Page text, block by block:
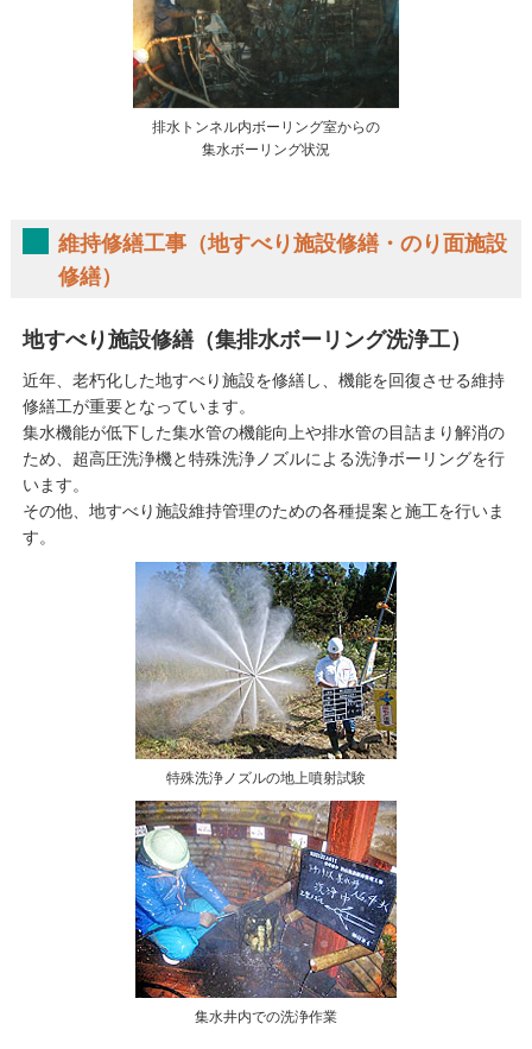
排水トンネル内ボーリング室からの
集水ボーリング状況
維持修繕工事（地すべり施設修繕・のり面施設
修繕）
地すべり施設修繕（集排水ボーリング洗浄工）
近年、老朽化した地すべり施設を修繕し、機能を回復させる維持
修繕工が重要となっています。
集水機能が低下した集水管の機能向上や排水管の目詰まり解消の
ため、超高圧洗浄機と特殊洗浄ノズルによる洗浄ボーリングを行
います。
その他、地すべり施設維持管理のための各種提案と施工を行いま
す。
特殊洗浄ノズルの地上噴射試験
集水井内での洗浄作業